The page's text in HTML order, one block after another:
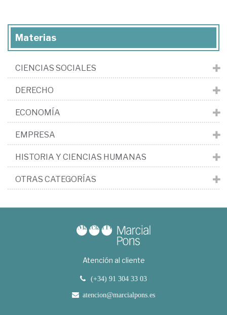
Materias
CIENCIAS SOCIALES
DERECHO
ECONOMÍA
EMPRESA
HISTORIA Y CIENCIAS HUMANAS
OTRAS CATEGORÍAS
Atención al cliente
(+34) 91 304 33 03
atencion@marcialpons.es